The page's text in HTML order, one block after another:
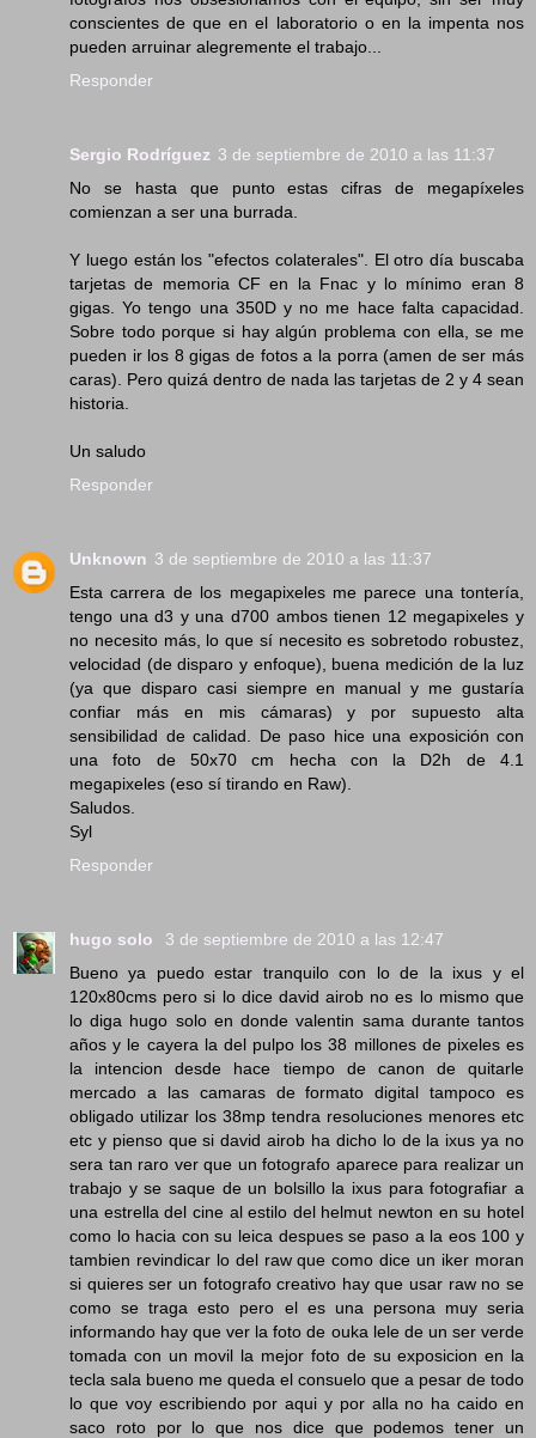
conscientes de que en el laboratorio o en la impenta nos
pueden arruinar alegremente el trabajo...
Responder
Sergio Rodríguez 3 de septiembre de 2010 a las 11:37
No se hasta que punto estas cifras de megapíxeles
comienzan a ser una burrada.
Y luego están los "efectos colaterales". El otro día buscaba
tarjetas de memoria CF en la Fnac y lo mínimo eran 8
gigas. Yo tengo una 350D y no me hace falta capacidad.
Sobre todo porque si hay algún problema con ella, se me
pueden ir los 8 gigas de fotos a la porra (amen de ser más
caras). Pero quizá dentro de nada las tarjetas de 2 y 4 sean
historia.
Un saludo
Responder
Unknown 3 de septiembre de 2010 a las 11:37
Esta carrera de los megapixeles me parece una tontería,
tengo una d3 y una d700 ambos tienen 12 megapixeles y
no necesito más, lo que sí necesito es sobretodo robustez,
velocidad (de disparo y enfoque), buena medición de la luz
(ya que disparo casi siempre en manual y me gustaría
confiar más en mis cámaras) y por supuesto alta
sensibilidad de calidad. De paso hice una exposición con
una foto de 50x70 cm hecha con la D2h de 4.1
megapixeles (eso sí tirando en Raw).
Saludos.
Syl
Responder
hugo solo
3 de septiembre de 2010 a las 12:47
Bueno ya puedo estar tranquilo con lo de la ixus y el
120x80cms pero si lo dice david airob no es lo mismo que
lo diga hugo solo en donde valentin sama durante tantos
años y le cayera la del pulpo los 38 millones de pixeles es
la intencion desde hace tiempo de canon de quitarle
mercado a las camaras de formato digital tampoco es
obligado utilizar los 38mp tendra resoluciones menores etc
etc y pienso que si david airob ha dicho lo de la ixus ya no
sera tan raro ver que un fotografo aparece para realizar un
trabajo y se saque de un bolsillo la ixus para fotografiar a
una estrella del cine al estilo del helmut newton en su hotel
como lo hacia con su leica despues se paso a la eos 100 y
tambien revindicar lo del raw que como dice un iker moran
si quieres ser un fotografo creativo hay que usar raw no se
como se traga esto pero el es una persona muy seria
informando hay que ver la foto de ouka lele de un ser verde
tomada con un movil la mejor foto de su exposicion en la
tecla sala bueno me queda el consuelo que a pesar de todo
lo que voy escribiendo por aqui y por alla no ha caido en
saco roto por lo que nos dice que podemos tener un